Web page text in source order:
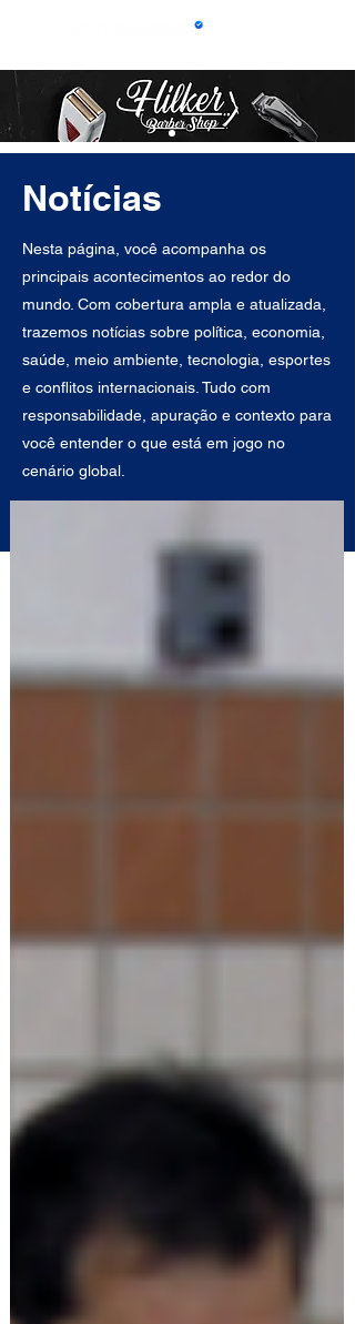
Notícias
Nesta página, você acompanha os
principais acontecimentos ao redor do
mundo. Com cobertura ampla e atualizada,
trazemos notícias sobre política, economia,
saúde, meio ambiente, tecnologia, esportes
e conflitos internacionais. Tudo com
responsabilidade, apuração e contexto para
você entender o que está em jogo no
cenário global.